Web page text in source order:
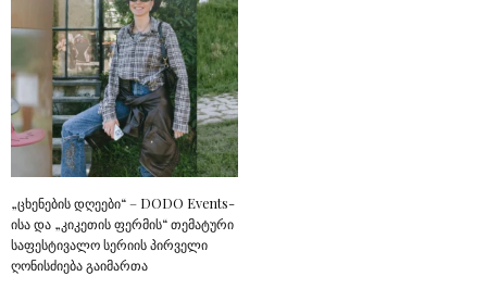
„ცხენების დღეები“ – DODO Events-
ისა და „კიკეთის ფერმის“ თემატური
საფესტივალო სერიის პირველი
ღონისძიება გაიმართა